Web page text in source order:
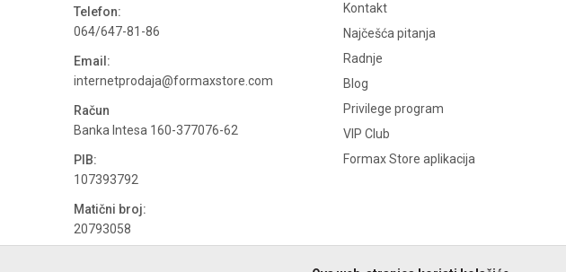
Telefon:
064/647-81-86
Email:
internetprodaja@formaxstore.com
Račun
Banka Intesa 160-377076-62
PIB:
107393792
Matični broj:
20793058
Kontakt
Najčešća pitanja
Radnje
Blog
Privilege program
VIP Club
Formax Store aplikacija